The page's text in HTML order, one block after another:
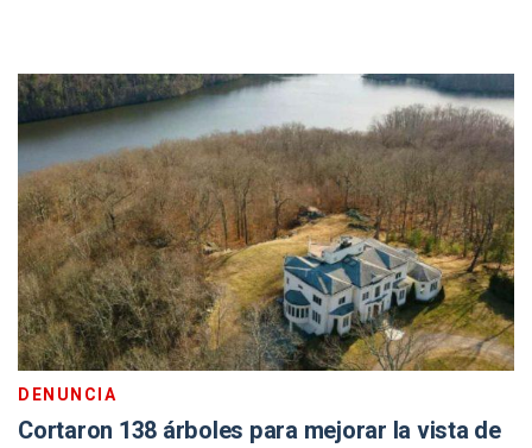
DENUNCIA
Cortaron 138 árboles para mejorar la vista de